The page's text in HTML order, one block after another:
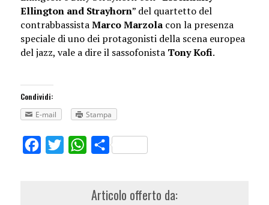
Ellington and Strayhorn” del quartetto del
contrabbassistaMarco Marzolacon la presenza
speciale di uno dei protagonisti della scena europea
del jazz, vale a dire il sassofonista Tony Kofi.
Condividi:
E-mail
Stampa
FacebookTwitterWhatsApp
Share
Articolo offerto da: